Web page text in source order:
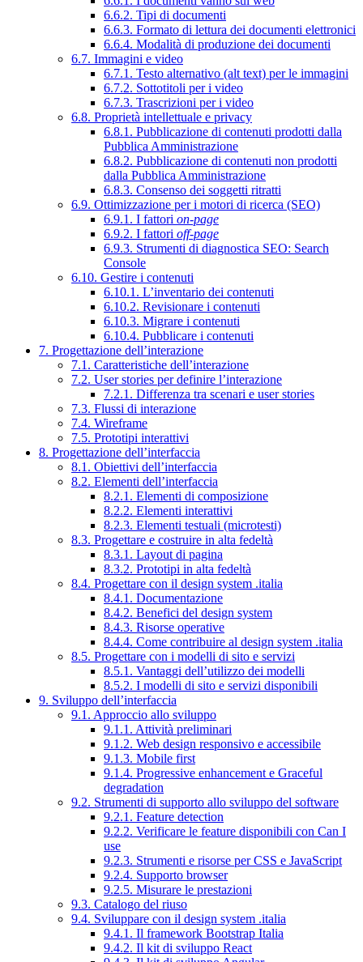
6.6.2. Tipi di documenti
6.6.3. Formato di lettura dei documenti elettronici
6.6.4. Modalità di produzione dei documenti
6.7. Immagini e video
6.7.1. Testo alternativo (alt text) per le immagini
6.7.2. Sottotitoli per i video
6.7.3. Trascrizioni per i video
6.8. Proprietà intellettuale e privacy
6.8.1. Pubblicazione di contenuti prodotti dalla
Pubblica Amministrazione
6.8.2. Pubblicazione di contenuti non prodotti
dalla Pubblica Amministrazione
6.8.3. Consenso dei soggetti ritratti
6.9. Ottimizzazione per i motori di ricerca (SEO)
6.9.1. I fattori on-page
6.9.2. I fattori off-page
6.9.3. Strumenti di diagnostica SEO: Search
Console
6.10. Gestire i contenuti
6.10.1. L’inventario dei contenuti
6.10.2. Revisionare i contenuti
6.10.3. Migrare i contenuti
6.10.4. Pubblicare i contenuti
7. Progettazione dell’interazione
7.1. Caratteristiche dell’interazione
7.2. User stories per definire l’interazione
7.2.1. Differenza tra scenari e user stories
7.3. Flussi di interazione
7.4. Wireframe
7.5. Prototipi interattivi
8. Progettazione dell’interfaccia
8.1. Obiettivi dell’interfaccia
8.2. Elementi dell’interfaccia
8.2.1. Elementi di composizione
8.2.2. Elementi interattivi
8.2.3. Elementi testuali (microtesti)
8.3. Progettare e costruire in alta fedeltà
8.3.1. Layout di pagina
8.3.2. Prototipi in alta fedeltà
8.4. Progettare con il design system .italia
8.4.1. Documentazione
8.4.2. Benefici del design system
8.4.3. Risorse operative
8.4.4. Come contribuire al design system .italia
8.5. Progettare con i modelli di sito e servizi
8.5.1. Vantaggi dell’utilizzo dei modelli
8.5.2. I modelli di sito e servizi disponibili
9. Sviluppo dell’interfaccia
9.1. Approccio allo sviluppo
9.1.1. Attività preliminari
9.1.2. Web design responsivo e accessibile
9.1.3. Mobile first
9.1.4. Progressive enhancement e Graceful
degradation
9.2. Strumenti di supporto allo sviluppo del software
9.2.1. Feature detection
9.2.2. Verificare le feature disponibili con Can I
use
9.2.3. Strumenti e risorse per CSS e JavaScript
9.2.4. Supporto browser
9.2.5. Misurare le prestazioni
9.3. Catalogo del riuso
9.4. Sviluppare con il design system .italia
9.4.1. Il framework Bootstrap Italia
9.4.2. Il kit di sviluppo React